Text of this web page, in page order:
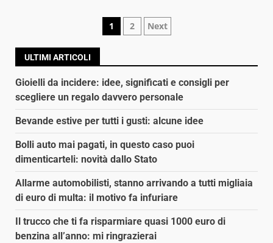
Navigazione
1 2 Next
ULTIMI ARTICOLI
Gioielli da incidere: idee, significati e consigli per
scegliere un regalo davvero personale
Bevande estive per tutti i gusti: alcune idee
Bolli auto mai pagati, in questo caso puoi
dimenticarteli: novità dallo Stato
Allarme automobilisti, stanno arrivando a tutti migliaia
di euro di multa: il motivo fa infuriare
Il trucco che ti fa risparmiare quasi 1000 euro di
benzina all’anno: mi ringrazierai